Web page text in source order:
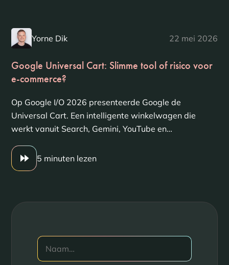
Yorne Dik 22 mei 2026
Google Universal Cart: Slimme tool of risico voor
e-commerce?
Op Google I/O 2026 presenteerde Google de
Universal Cart. Een intelligente winkelwagen die
werkt vanuit Search, Gemini, YouTube en…
5 minuten lezen